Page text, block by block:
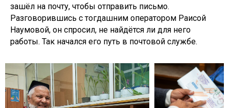
зашёл на почту, чтобы отправить письмо.
Разговорившись с тогдашним оператором Раисой
Наумовой, он спросил, не найдётся ли для него
работы. Так начался его путь в почтовой службе.